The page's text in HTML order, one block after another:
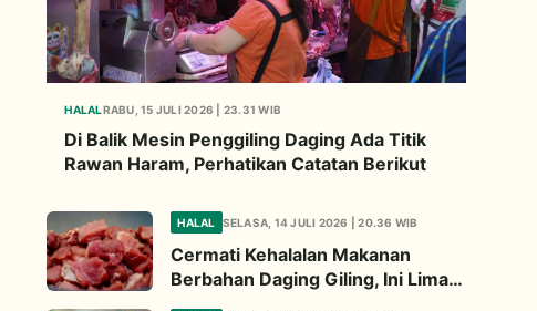
HALALRABU, 15 JULI 2026 | 23.31 WIB
Di Balik Mesin Penggiling Daging Ada Titik
Rawan Haram, Perhatikan Catatan Berikut
HALAL SELASA, 14 JULI 2026 | 20.36 WIB
Cermati Kehalalan Makanan
Berbahan Daging Giling, Ini Lima